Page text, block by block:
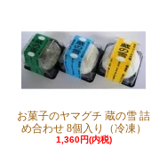
お菓子のヤマグチ 蔵の雪 詰
め合わせ 8個入り（冷凍）
1,360円(内税)